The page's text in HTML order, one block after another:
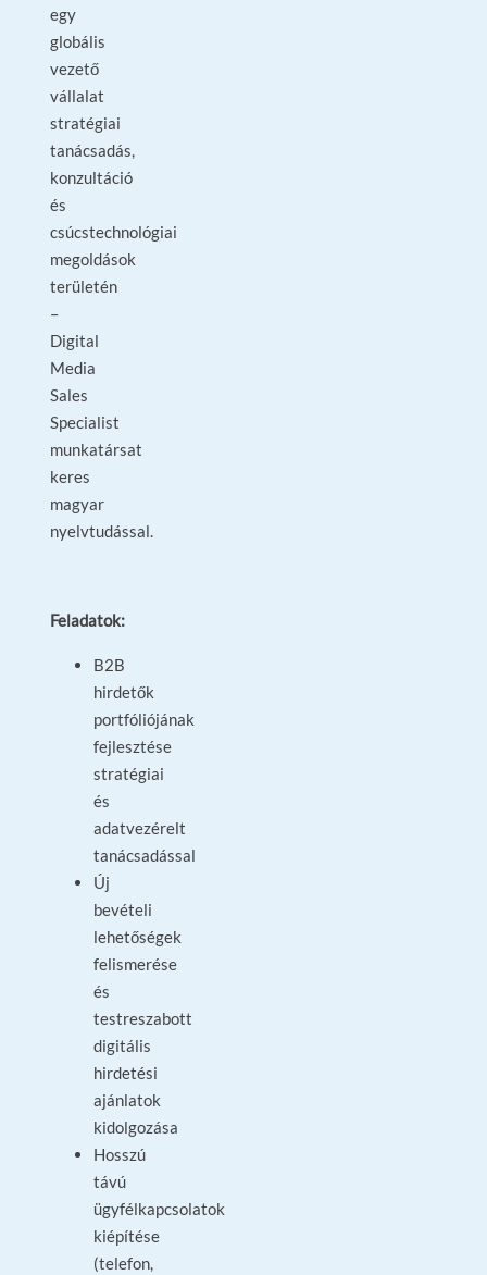
egy
globális
vezető
vállalat
stratégiai
tanácsadás,
konzultáció
és
csúcstechnológiai
megoldások
területén
–
Digital
Media
Sales
Specialist
munkatársat
keres
magyar
nyelvtudással.
Feladatok:
B2B
hirdetők
portfóliójának
fejlesztése
stratégiai
és
adatvezérelt
tanácsadással
Új
bevételi
lehetőségek
felismerése
és
testreszabott
digitális
hirdetési
ajánlatok
kidolgozása
Hosszú
távú
ügyfélkapcsolatok
kiépítése
(telefon,